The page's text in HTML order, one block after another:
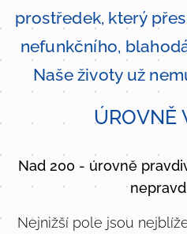
prostředek, který
nefunkčního,
Naše životy už
ÚROVNĚ
Nad 200 - úrovně
Nejnižší pole jsou